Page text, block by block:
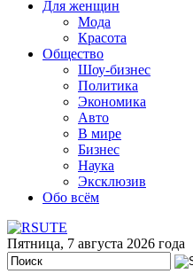
Для женщин
Мода
Красота
Общество
Шоу-бизнес
Политика
Экономика
Авто
В мире
Бизнес
Наука
Эксклюзив
Обо всём
Пятница, 7 августа 2026 года